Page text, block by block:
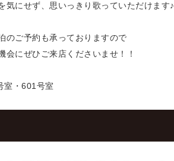
気にせず、思いっきり歌っていただけます♪
のご予約も承っておりますので
会にぜひご来店くださいませ！！
室・601号室